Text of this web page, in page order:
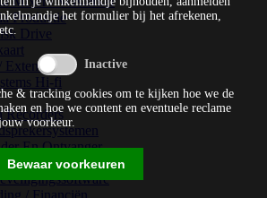
Productie
Drive
Extender
Hi-fi
Recorders
En Ontvanger
het formulier bij het afrekenen,
& tracking cookies om te kijken hoe we de
en hoe we content en eventuele reclame
voorkeur.
Bewaar voorkeuren